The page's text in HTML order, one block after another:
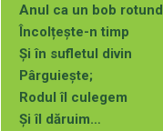
Anul ca un bob rotund
Încolțește-n timp
Și în sufletul divin
Pârguiește;
Rodul îl culegem
Și îl dăruim…